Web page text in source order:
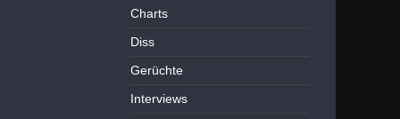
Charts
Diss
Gerüchte
Interviews